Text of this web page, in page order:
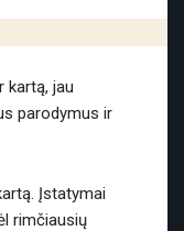
kartą, jau
parodymus ir
Įstatymai
rimčiausių